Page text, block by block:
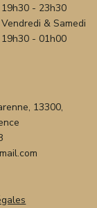
19h30 - 23h30
Vendredi & Samedi
19h30 - 01h00
13300,